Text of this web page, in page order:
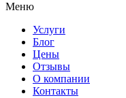
Меню
Услуги
Блог
Цены
Отзывы
О компании
Контакты